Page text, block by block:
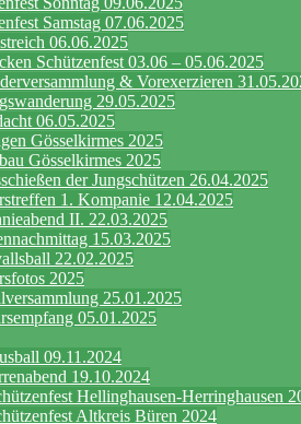
Samstag 07.06.2025
06.06.2025
Schützenfest 03.06 – 05.06.2025
& Vorexerzieren
29.05.2025
06.05.2025
Gösselkirmes 2025
Gösselkirmes 2025
der Jungschützen 26.04.2025
1. Kompanie 12.04.2025
II. 22.03.2025
15.03.2025
22.02.2025
2025
25.01.2025
05.01.2025
09.11.2024
19.10.2024
Hellinghausen-Herringhausen
Altkreis Büren 2024